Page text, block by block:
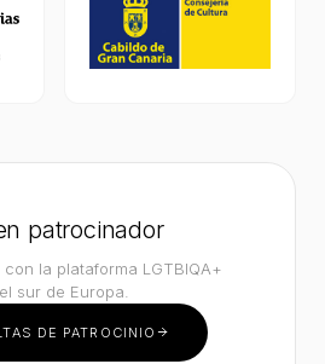
patrocinador
la plataforma LGTBIQA+
sur de Europa.
DE PATROCINIO